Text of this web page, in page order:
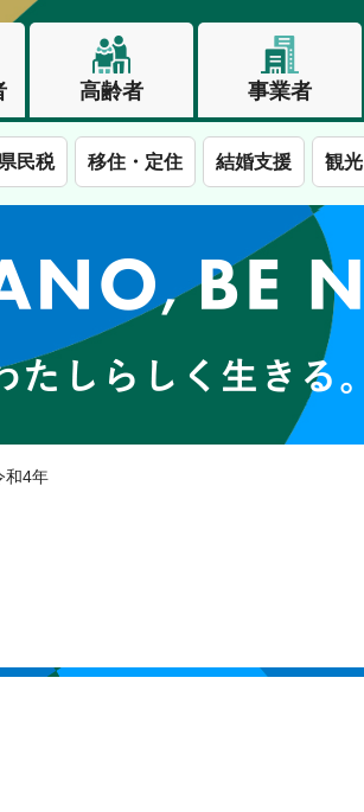
高齢者 事業者
民税 移住・定住 結婚支援 観光
で、わたしらしく生きる。長野市
和4年